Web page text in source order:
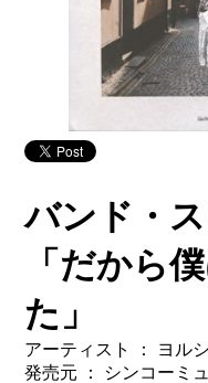
バンド・
「だから
た」
アーティスト ： ヨル
発売元 ： シンコーミ